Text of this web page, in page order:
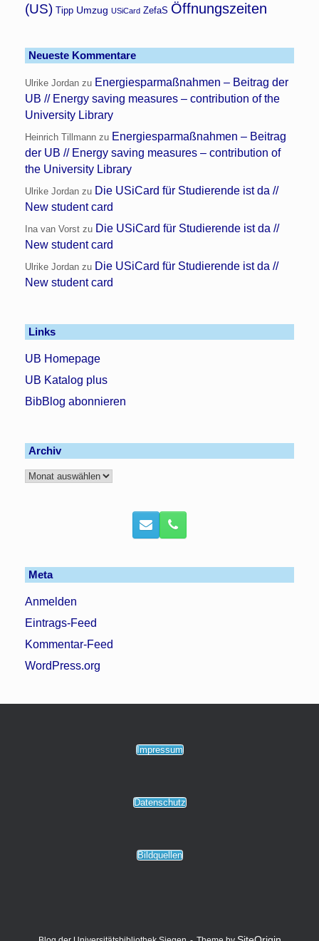
(US)
Tipp Umzug USiCard ZefaS Öffnungszeiten
Neueste Kommentare
Ulrike Jordan zu Energiesparmaßnahmen – Beitrag der
UB // Energy saving measures – contribution of the
University Library
Heinrich Tillmann zu Energiesparmaßnahmen – Beitrag
der UB // Energy saving measures – contribution of
the University Library
Ulrike Jordan zu Die USiCard für Studierende ist da //
New student card
Ina van Vorst zu Die USiCard für Studierende ist da //
New student card
Ulrike Jordan zu Die USiCard für Studierende ist da //
New student card
Links
UB Homepage
UB Katalog plus
BibBlog abonnieren
Archiv
Archiv
Meta
Anmelden
Eintrags-Feed
Kommentar-Feed
WordPress.org
Impressum
Datenschutz
Bildquellen